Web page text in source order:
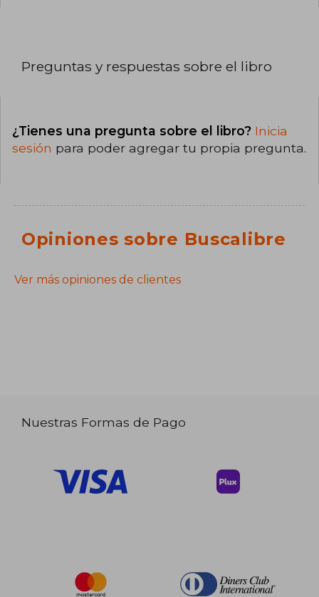
Preguntas y respuestas sobre el libro
¿Tienes una pregunta sobre el libro? Inicia
sesión para poder agregar tu propia pregunta.
Opiniones sobre Buscalibre
Ver más opiniones de clientes
Nuestras Formas de Pago